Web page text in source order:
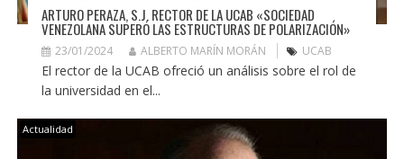
ARTURO PERAZA, S.J. RECTOR DE LA UCAB «SOCIEDAD
VENEZOLANA SUPERÓ LAS ESTRUCTURAS DE POLARIZACIÓN»
23/01/2024 ALBERTO MARÍN MORÁN UCAB
El rector de la UCAB ofreció un análisis sobre el rol de
la universidad en el...
Actualidad